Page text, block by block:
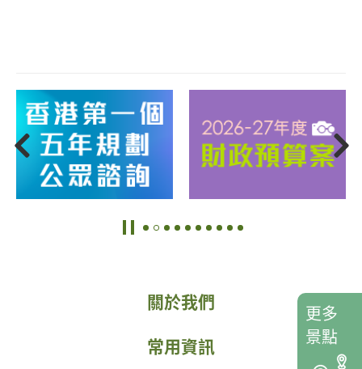
關於我們
常用資訊
更多
景點